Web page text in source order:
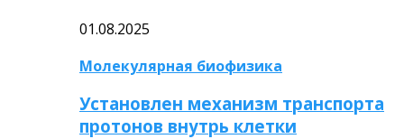
01.08.2025
Молекулярная биофизика
Установлен механизм транспорта
протонов внутрь клетки